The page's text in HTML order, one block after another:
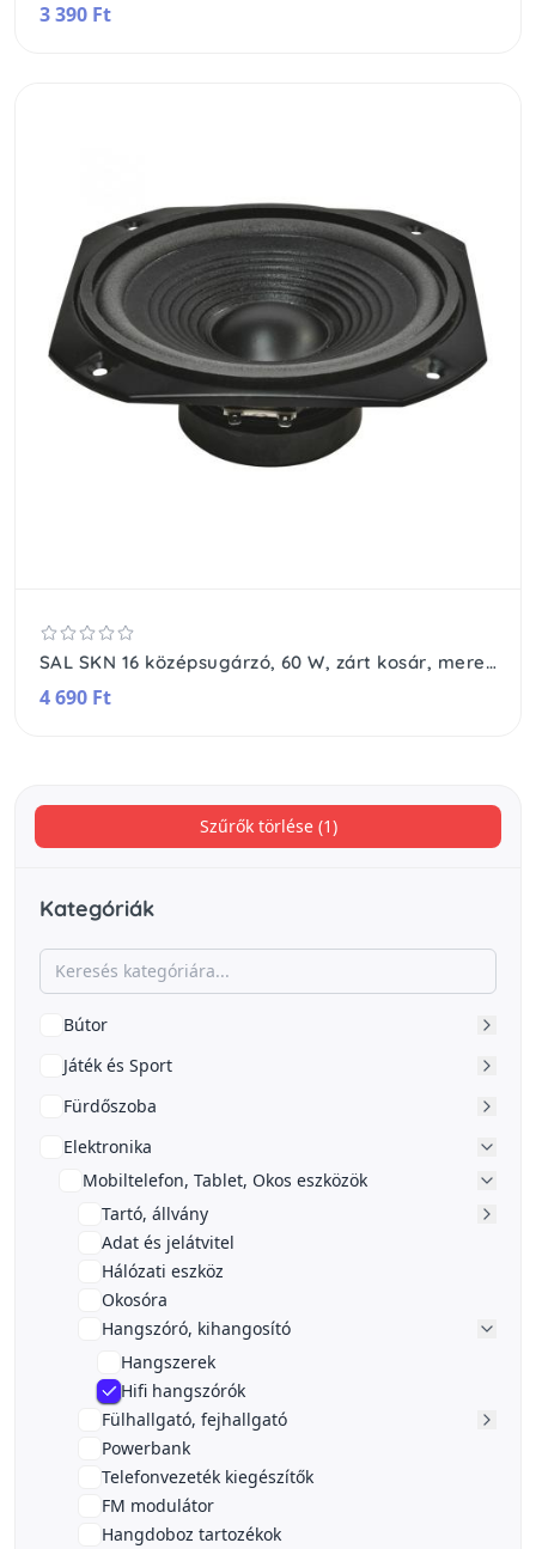
Szűrők törlése (1)
Kategóriák
Bútor
Játék és Sport
Fürdőszoba
Elektronika
Mobiltelefon, Tablet, Okos eszközök
Tartó, állvány
Adat és jelátvitel
Hálózati eszköz
Okosóra
Hangszóró, kihangosító
Hangszerek
Hifi hangszórók
Fülhallgató, fejhallgató
Powerbank
Telefonvezeték kiegészítők
FM modulátor
Hangdoboz tartozékok
3 390 Ft
SAL SKN 16 középsugárzó, 60 W, zárt kosár, merev és impregnált kónusz, 176 mm
4 690 Ft